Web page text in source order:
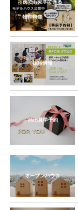
夜でも見学できる
物件特集
採用情報
Web見学予約
オープンハウス